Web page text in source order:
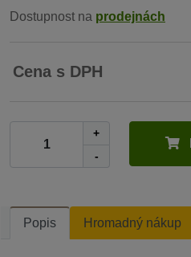
Dostupnost na prodejnách
Cena s DPH
+
-
Popis Hromadný nákup